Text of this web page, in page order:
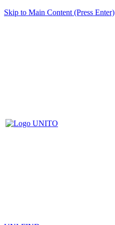
Skip to Main Content (Press Enter)